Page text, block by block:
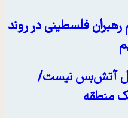
فلسطینی در روند
آتش‌بس نیست/
منطقه